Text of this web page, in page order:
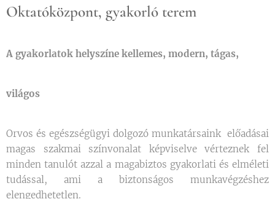
Oktatóközpont, gyakorló terem
A gyakorlatok helyszíne kellemes, modern, tágas,
világos
Orvos és egészségügyi dolgozó munkatársaink előadásai
magas szakmai színvonalat képviselve vérteznek fel
minden tanulót azzal a magabiztos gyakorlati és elméleti
tudással, ami a biztonságos munkavégzéshez
elengedhetetlen.